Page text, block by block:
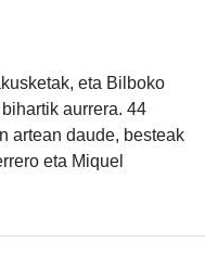
eta Bilboko
aurrera. 44
artean daude, besteak
eta Miquel